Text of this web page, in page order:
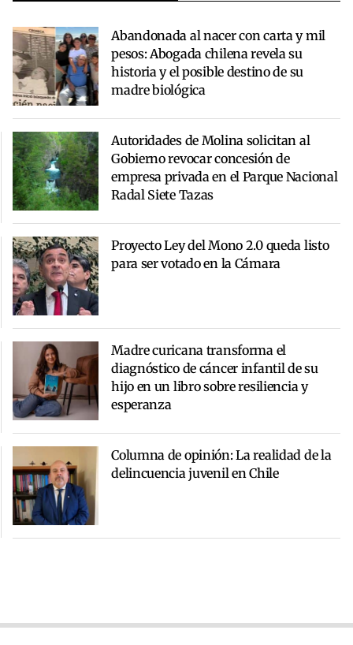
Abandonada al nacer con carta y mil
pesos: Abogada chilena revela su
historia y el posible destino de su
madre biológica
Autoridades de Molina solicitan al
Gobierno revocar concesión de
empresa privada en el Parque Nacional
Radal Siete Tazas
Proyecto Ley del Mono 2.0 queda listo
para ser votado en la Cámara
Madre curicana transforma el
diagnóstico de cáncer infantil de su
hijo en un libro sobre resiliencia y
esperanza
Columna de opinión: La realidad de la
delincuencia juvenil en Chile